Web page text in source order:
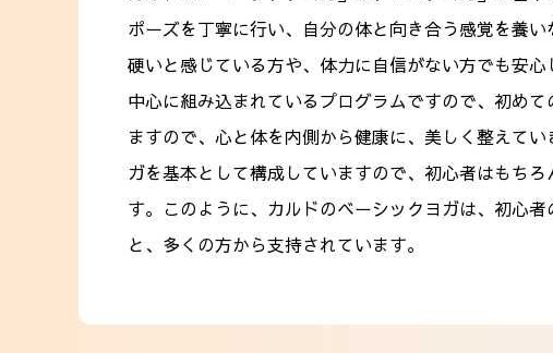
ポーズを丁寧に行い、自分の体と向き合う感覚を養
硬いと感じている方や、体力に自信がない方でも安
中心に組み込まれているプログラムですので、初め
ますので、心と体を内側から健康に、美しく整えて
ガを基本として構成していますので、初心者はもち
す。このように、カルドのベーシックヨガは、初心
と、多くの方から支持されています。